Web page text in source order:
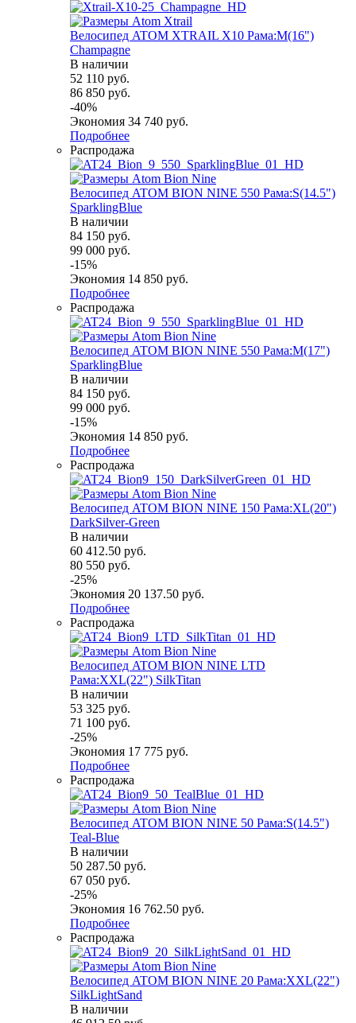
Велосипед ATOM XTRAIL X10 Рама:M(16")
Champagne
В наличии
52 110 руб.
86 850 руб.
-40%
Экономия 34 740 руб.
Подробнее
Распродажа
Велосипед ATOM BION NINE 550 Рама:S(14.5")
SparklingBlue
В наличии
84 150 руб.
99 000 руб.
-15%
Экономия 14 850 руб.
Подробнее
Распродажа
Велосипед ATOM BION NINE 550 Рама:M(17")
SparklingBlue
В наличии
84 150 руб.
99 000 руб.
-15%
Экономия 14 850 руб.
Подробнее
Распродажа
Велосипед ATOM BION NINE 150 Рама:XL(20")
DarkSilver-Green
В наличии
60 412.50 руб.
80 550 руб.
-25%
Экономия 20 137.50 руб.
Подробнее
Распродажа
Велосипед ATOM BION NINE LTD
Рама:XXL(22") SilkTitan
В наличии
53 325 руб.
71 100 руб.
-25%
Экономия 17 775 руб.
Подробнее
Распродажа
Велосипед ATOM BION NINE 50 Рама:S(14.5")
Teal-Blue
В наличии
50 287.50 руб.
67 050 руб.
-25%
Экономия 16 762.50 руб.
Подробнее
Распродажа
Велосипед ATOM BION NINE 20 Рама:XXL(22")
SilkLightSand
В наличии